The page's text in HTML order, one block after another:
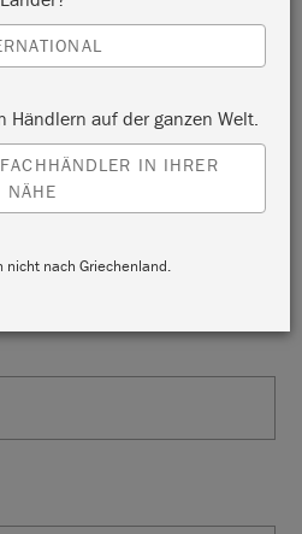
Händlern auf der ganzen Welt.
IN IHRER
NÄHE
nicht nach Griechenland.